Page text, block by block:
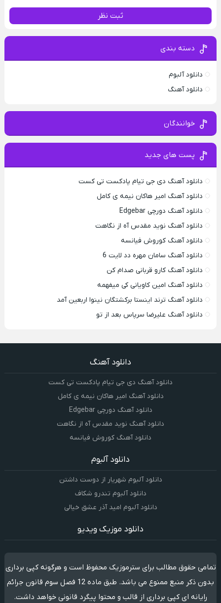
ثبت نظر
دسته بندی
دانلود آلبوم
دانلود آهنگ
خوانندگان
پست های جدید
دانلود آهنگ دی جی تیام پادکست تی کست
دانلود آهنگ امیر هاکان نیمه ی کامل
دانلود آهنگ دورچی Edgebar
دانلود آهنگ نوید مقدس آه از نگاهت
دانلود آهنگ کوروش فیانسه
دانلود آهنگ سامان مهره دد لایت 6
دانلود آهنگ کارو قربانی صدام کن
دانلود آهنگ امین کاویانی کی میفهمه
دانلود آهنگ ترند اینستا برکشتگان نینوا اربعین آمد
دانلود آهنگ علیرضا سرپاس بعد از تو
دانلود آهنگ
دانلود آهنگ دی جی تیام پادکست تی کست
دانلود آهنگ امیر هاکان نیمه ی کامل
دانلود آهنگ دورچی Edgebar
دانلود آهنگ نوید مقدس آه از نگاهت
دانلود آهنگ کوروش فیانسه
دانلود آلبوم
دانلود آلبوم شهریار از دوست داشتن
دانلود آلبوم تندرو شکاف
دانلود آلبوم امید آذر عشق خیالی
دانلود موزیک ویدیو
تمامی حقوق مطالب برای سترموزیک محفوظ است و هرگونه کپی برداری
بدون ذکر منبع ممنوع می باشد. طبق ماده 12 فصل سوم قانون جرائم
رایانه ای کپی برداری از قالب و محتوا پیگرد قانونی خواهد داشت.